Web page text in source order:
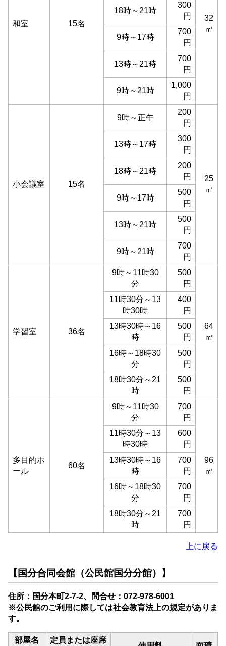
和室 15名
32
㎡
18時～21時
300
円
9時～17時
700
円
13時～21時
700
円
9時～21時
1,000
円
小会議室 15名
9時～正午
200
円
25
㎡
13時～17時
300
円
18時～21時
200
円
9時～17時
500
円
13時～21時
500
円
9時～21時
700
円
学習室 36名
9時～11時30
分
500
円
64
㎡
11時30分～13
時30時
400
円
13時30時～16
時
500
円
16時～18時30
分
500
円
18時30分～21
時
500
円
多目的ホ
ール
60名
9時～11時30
分
700
円
96
㎡
11時30分～13
時30時
600
円
13時30時～16
時
700
円
16時～18時30
分
700
円
18時30分～21
時
700
円
上に戻る
【国分合同会館（公民館国分分館）】
住所：国分本町2-7-2、問合せ：072-978-6001
※公民館のご利用に際しては社会教育法上の規定がありま
す。
部屋名 定員または座席